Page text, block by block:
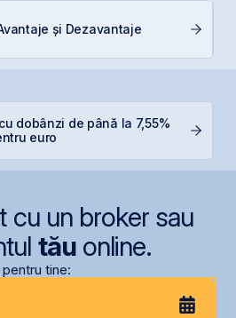
și Dezavantaje
dobânzi de până la 7,55%
euro
cu un broker sau
tăuonline.
tine: